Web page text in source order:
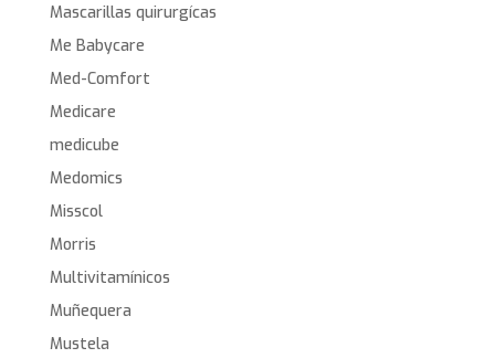
Mascarillas quirurgícas
Me Babycare
Med-Comfort
Medicare
medicube
Medomics
Misscol
Morris
Multivitamínicos
Muñequera
Mustela